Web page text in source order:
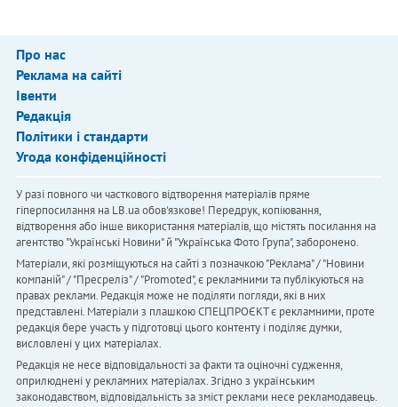
Про нас
Реклама на сайті
Івенти
Редакція
Політики і стандарти
Угода конфіденційності
У разі повного чи часткового відтворення матеріалів пряме
гіперпосилання на LB.ua обов'язкове! Передрук, копіювання,
відтворення або інше використання матеріалів, що містять посилання на
агентство "Українськi Новини" й "Українська Фото Група", заборонено.
Матеріали, які розміщуються на сайті з позначкою "Реклама" / "Новини
компаній" / "Пресреліз" / "Promoted", є рекламними та публікуються на
правах реклами. Редакція може не поділяти погляди, які в них
представлені. Матеріали з плашкою СПЕЦПРОЄКТ є рекламними, проте
редакція бере участь у підготовці цього контенту і поділяє думки,
висловлені у цих матеріалах.
Редакція не несе відповідальності за факти та оціночні судження,
оприлюднені у рекламних матеріалах. Згідно з українським
законодавством, відповідальність за зміст реклами несе рекламодавець.